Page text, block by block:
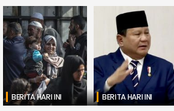
Bentuk
Solidaritas
untuk
Palestina
Indonesia Jika
Diperintahkan
Prabowo
BERITA HARI INI BERITA HARI INI